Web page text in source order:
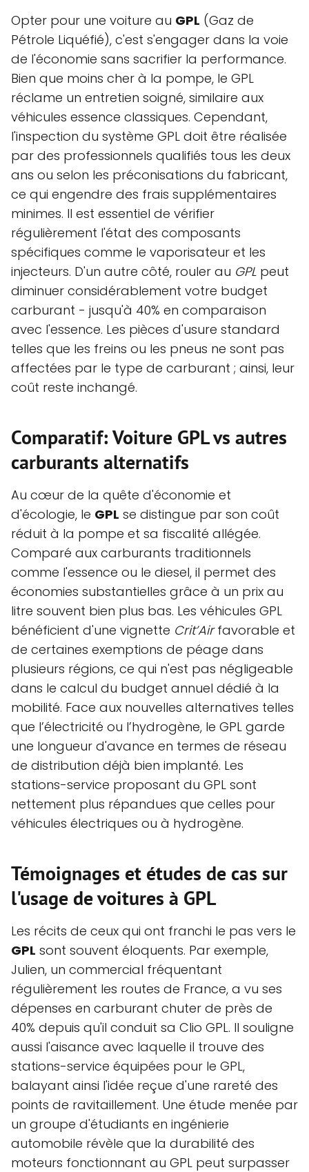
Opter pour une voiture au GPL (Gaz de
Pétrole Liquéfié), c'est s'engager dans la voie
de l'économie sans sacrifier la performance.
Bien que moins cher à la pompe, le GPL
réclame un entretien soigné, similaire aux
véhicules essence classiques. Cependant,
l'inspection du système GPL doit être réalisée
par des professionnels qualifiés tous les deux
ans ou selon les préconisations du fabricant,
ce qui engendre des frais supplémentaires
minimes. Il est essentiel de vérifier
régulièrement l'état des composants
spécifiques comme le vaporisateur et les
injecteurs. D'un autre côté, rouler au GPL peut
diminuer considérablement votre budget
carburant - jusqu'à 40% en comparaison
avec l'essence. Les pièces d'usure standard
telles que les freins ou les pneus ne sont pas
affectées par le type de carburant ; ainsi, leur
coût reste inchangé.
Comparatif: Voiture GPL vs autres
carburants alternatifs
Au cœur de la quête d'économie et
d'écologie, le GPL se distingue par son coût
réduit à la pompe et sa fiscalité allégée.
Comparé aux carburants traditionnels
comme l'essence ou le diesel, il permet des
économies substantielles grâce à un prix au
litre souvent bien plus bas. Les véhicules GPL
bénéficient d'une vignette Crit’Airfavorable et
de certaines exemptions de péage dans
plusieurs régions, ce qui n'est pas négligeable
dans le calcul du budget annuel dédié à la
mobilité. Face aux nouvelles alternatives telles
que l’électricité ou l’hydrogène, le GPL garde
une longueur d'avance en termes de réseau
de distribution déjà bien implanté. Les
stations-service proposant du GPL sont
nettement plus répandues que celles pour
véhicules électriques ou à hydrogène.
Témoignages et études de cas sur
l'usage de voitures à GPL
Les récits de ceux qui ont franchi le pas vers le
GPL sont souvent éloquents. Par exemple,
Julien, un commercial fréquentant
régulièrement les routes de France, a vu ses
dépenses en carburant chuter de près de
40% depuis qu'il conduit sa Clio GPL. Il souligne
aussi l'aisance avec laquelle il trouve des
stations-service équipées pour le GPL,
balayant ainsi l'idée reçue d'une rareté des
points de ravitaillement. Une étude menée par
un groupe d'étudiants en ingénierie
automobile révèle que la durabilité des
moteurs fonctionnant au GPL peut surpasser